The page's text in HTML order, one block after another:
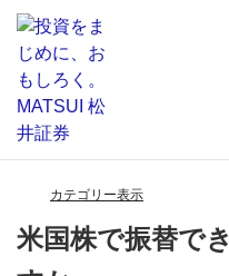
カテゴリー表示
米国株で振替で